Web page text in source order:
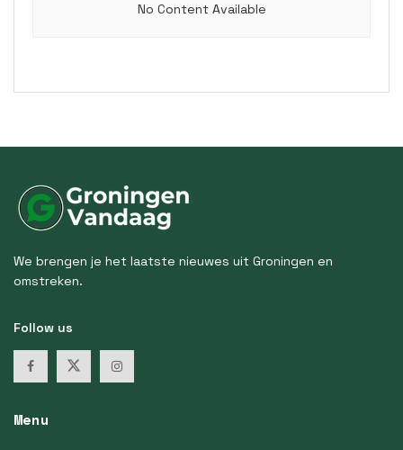
No Content Available
We brengen je het laatste nieuwes uit Groningen en
omstreken.
Follow us
Menu